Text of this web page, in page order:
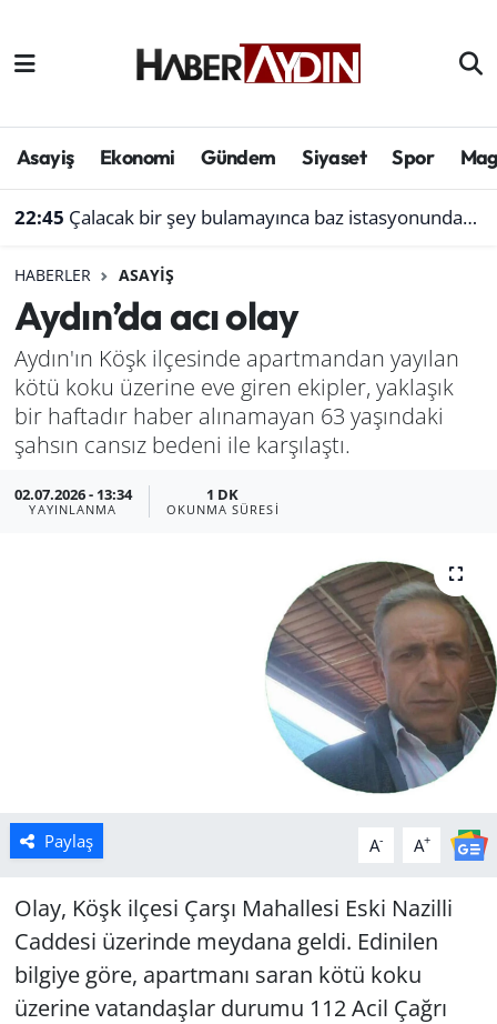
Asayiş Ekonomi Gündem Siyaset Spor
22:45 Çalacak bir şey bulamayınca baz istasyonundan akü çaldı
HABERLER ASAYIŞ
Aydın’da acı olay
Aydın'ın Köşk ilçesinde apartmandan yayılan
kötü koku üzerine eve giren ekipler, yaklaşık
bir haftadır haber alınamayan 63 yaşındaki
şahsın cansız bedeni ile karşılaştı.
02.07.2026 - 13:34
YAYINLANMA
1 DK
OKUNMA SÜRESI
Paylaş A- A+
Olay, Köşk ilçesi Çarşı Mahallesi Eski Nazilli
Caddesi üzerinde meydana geldi. Edinilen
bilgiye göre, apartmanı saran kötü koku
üzerine vatandaşlar durumu 112 Acil Çağrı
Afyonkarahisar
Çevre
Genel
Haber
Izmir
Aydın Hava Durumu
Süper Lig Puan Durumu ve Fikstür
Son Dakika Haberleri
Haber Arşivi